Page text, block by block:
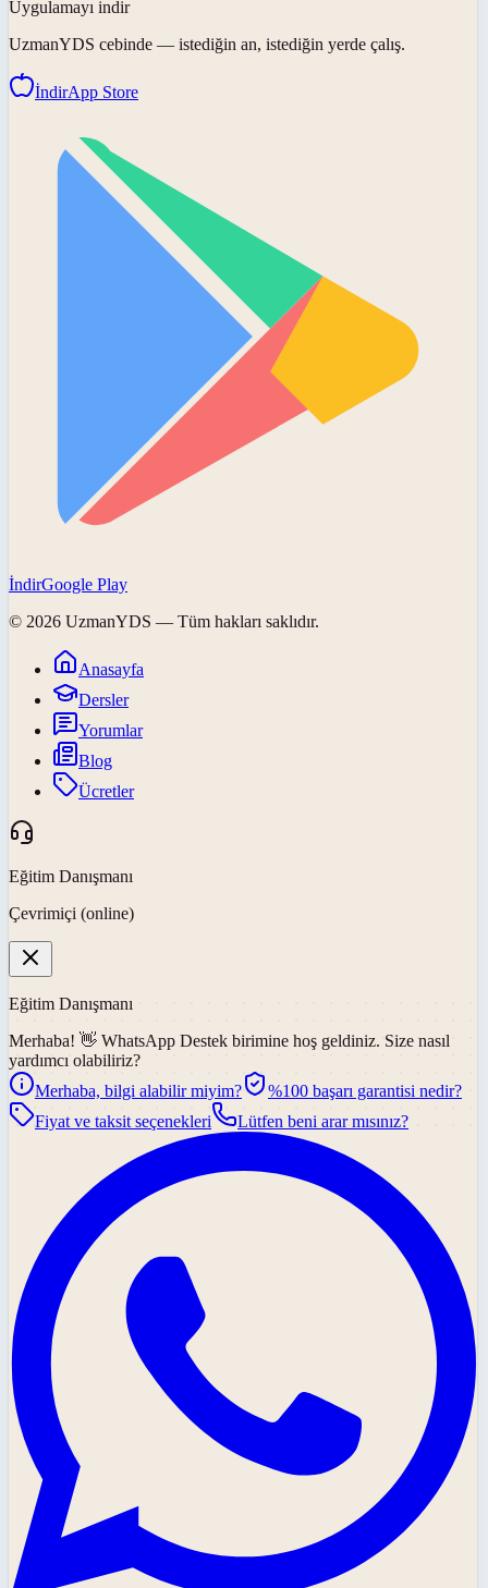
Uygulamayı indir
UzmanYDS cebinde — istediğin an, istediğin yerde çalış.
İndirApp Store
İndirGoogle Play
© 2026 UzmanYDS — Tüm hakları saklıdır.
Anasayfa
Dersler
Yorumlar
Blog
Ücretler
Eğitim Danışmanı
Çevrimiçi (online)
Eğitim Danışmanı
Merhaba! 👋 WhatsApp Destek birimine hoş geldiniz. Size nasıl
yardımcı olabiliriz?
Merhaba, bilgi alabilir miyim?
%100 başarı garantisi nedir?
Fiyat ve taksit seçenekleri
Lütfen beni arar mısınız?